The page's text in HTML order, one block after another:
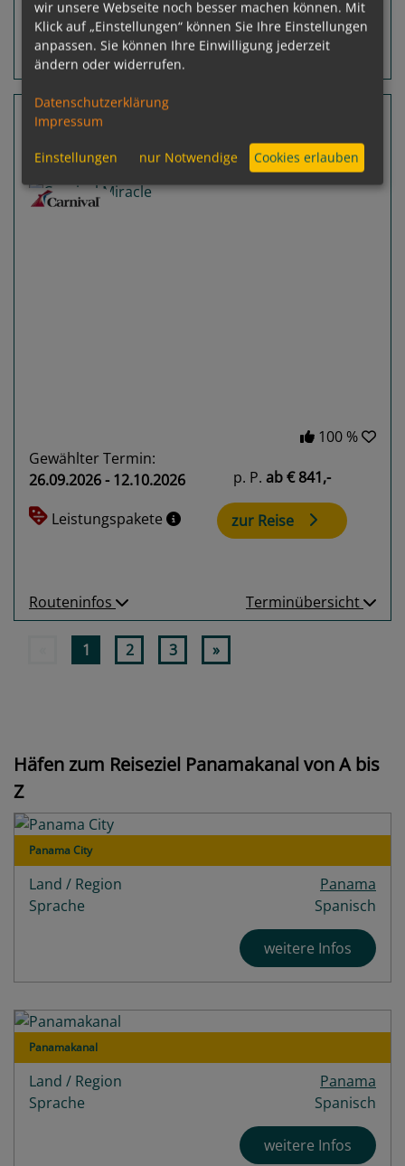
Routeninfos
16 Nächte Mexiko, Panama, Kolumbien
Seattle, Washington - Galveston, Texas
100 %
Gewählter Termin:
26.09.2026 - 12.10.2026
Leistungspakete
p. P. ab€ 841,-
zur Reise
Routeninfos Terminübersicht
1 2 3 »
Häfen zum Reiseziel Panamakanal von A bis
Z
Panama City
Land / Region
Panama
Sprache
Spanisch
weitere Infos
Panamakanal
Land / Region
Panama
Sprache
Spanisch
weitere Infos
wir unsere Webseite noch besser machen können. Mit
Klick auf „Einstellungen“ können Sie Ihre Einstellungen
anpassen. Sie können Ihre Einwilligung jederzeit
ändern oder widerrufen.
Datenschutzerklärung
Impressum
Einstellungen nur Notwendige Cookies erlauben